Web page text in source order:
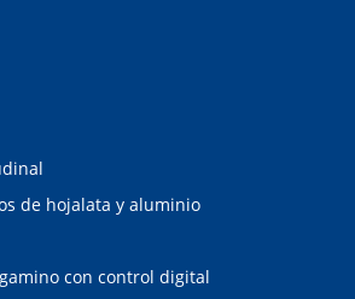
de hojalata y aluminio
con control digital